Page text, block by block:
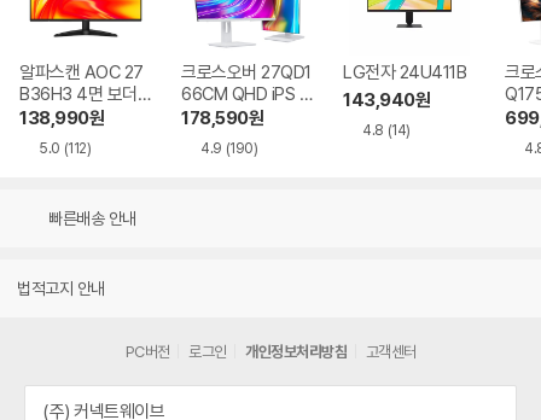
알파스캔 AOC 27
B36H3 4면 보더리
스 IPS 120 시력보
호 무결점
138,990원
5.0 (112)
크로스오버 27QD1
66CM QHD iPS U
SB-C 화이트 Ai 멀
티스탠드
178,590원
4.9 (190)
LG전자 24U411B
143,940원
4.8 (14)
크로
Ai
빠른배송 안내
법적고지 안내
PC버전 로그인 개인정보처리방침 고객센터
(주) 커넥트웨이브